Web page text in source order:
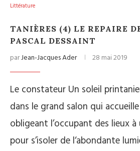
Littérature
TANIÈRES (4) LE REPAIRE
PASCAL DESSAINT
parJean-Jacques Ader 28 mai 2019
Le constateur Un soleil
dans le grand salon qui
obligeant l’occupant des lieux
pour s’isoler de l‘abondante